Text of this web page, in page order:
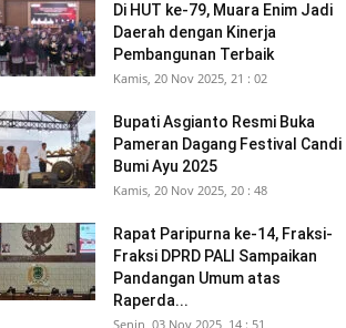
Di HUT ke-79, Muara Enim Jadi
Daerah dengan Kinerja
Pembangunan Terbaik
Kamis, 20 Nov 2025, 21 : 02
Bupati Asgianto Resmi Buka
Pameran Dagang Festival Candi
Bumi Ayu 2025
Kamis, 20 Nov 2025, 20 : 48
Rapat Paripurna ke-14, Fraksi-
Fraksi DPRD PALI Sampaikan
Pandangan Umum atas
Raperda...
Senin, 03 Nov 2025, 14 : 51